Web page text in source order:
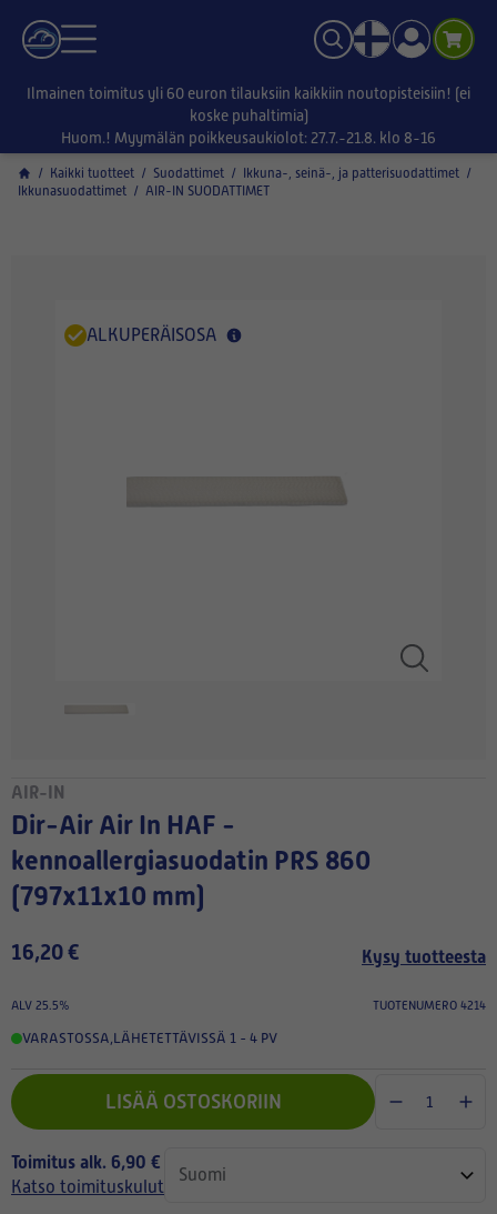
Ilmainen toimitus yli 60 euron tilauksiin kaikkiin noutopisteisiin! (ei
koske puhaltimia)
Huom.! Myymälän poikkeusaukiolot: 27.7.-21.8. klo 8-16
/ Kaikki tuotteet / Suodattimet / Ikkuna-, seinä-, ja patterisuodattimet /
Ikkunasuodattimet / AIR-IN SUODATTIMET
ALKUPERÄISOSA
AIR-IN
Dir-Air Air In HAF -
kennoallergiasuodatin PRS 860
(797x11x10 mm)
16,20 € Kysy tuotteesta
ALV 25.5% TUOTENUMERO 4214
VARASTOSSA,LÄHETETTÄVISSÄ 1 - 4 PV
LISÄÄ OSTOSKORIIN
Toimitus alk. 6,90 €
Katso toimituskulut